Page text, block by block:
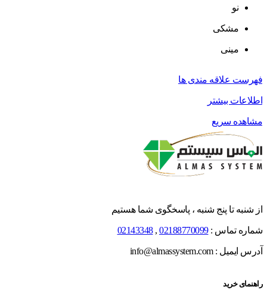
نو
مشکی
مینی
فهرست علاقه مندی ها
اطلاعات بیشتر
مشاهده سریع
از شنبه تا پنج شنبه ، پاسخگوی شما هستیم
شماره تماس :02188770099
,
02143348
آدرس ایمیل : info@almassystem.com
راهنمای خرید